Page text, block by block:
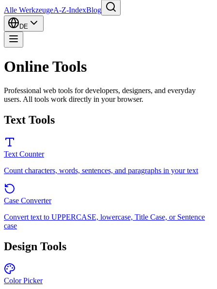
Alle WerkzeugeA-Z-IndexBlog
DE
Online Tools
Professional web tools for developers, designers, and everyday
users. All tools work directly in your browser.
Text Tools
Text Counter
Count characters, words, sentences, and paragraphs in your text
Case Converter
Convert text to UPPERCASE, lowercase, Title Case, or Sentence
case
Design Tools
Color Picker